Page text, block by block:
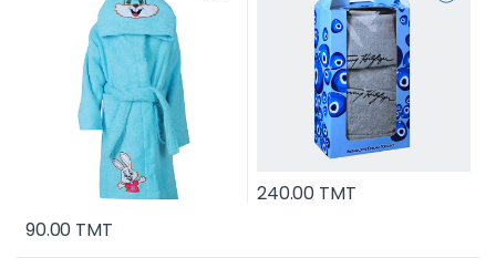
90.00 TMT
240.00 TMT